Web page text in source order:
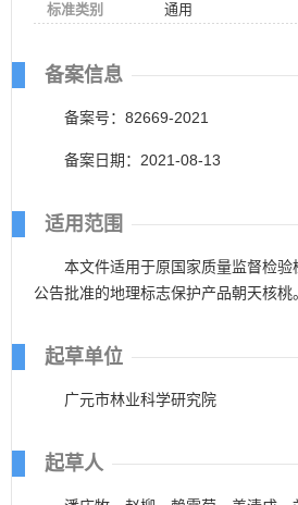
标准类别
通用
备案信息
备案号：82669-2021
备案日期：2021-08-13
适用范围
本文件适用于原国家质量监督检
公告批准的地理标志保护产品朝天核桃。
起草单位
广元市林业科学研究院
起草人